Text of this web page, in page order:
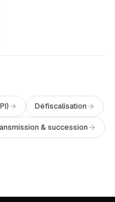
Défiscalisation
& succession